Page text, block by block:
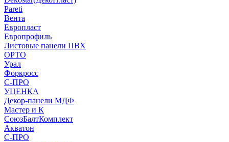
Pareti
Вента
Европласт
Европрофиль
Листовые панели ПВХ
ОРТО
Урал
Форкросс
С-ПРО
УЦЕНКА
Декор-панели МДФ
Мастер и К
СоюзБалтКомплект
Акватон
С-ПРО